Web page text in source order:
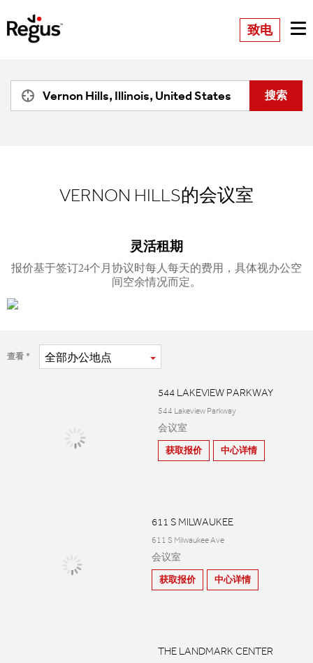
致电
VERNON HILLS的会议室
灵活租期
报价基于签订24个月协议时每人每天的费用，具体视办公空
间空余情况而定。
查看 全部办公地点
544 LAKEVIEW PARKWAY
544 Lakeview Parkway
会议室
获取报价 中心详情
611 S MILWAUKEE
611 S Milwaukee Ave
会议室
获取报价 中心详情
THE LANDMARK CENTER